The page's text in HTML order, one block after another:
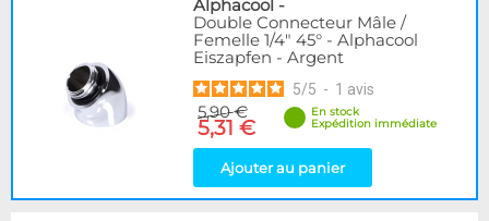
Alphacool -
Double Connecteur Mâle /
Femelle 1/4" 45° - Alphacool
Eiszapfen - Argent
5/5 - 1 avis
5,90 €
5,31 €
En stock
Expédition immédiate
Ajouter au panier